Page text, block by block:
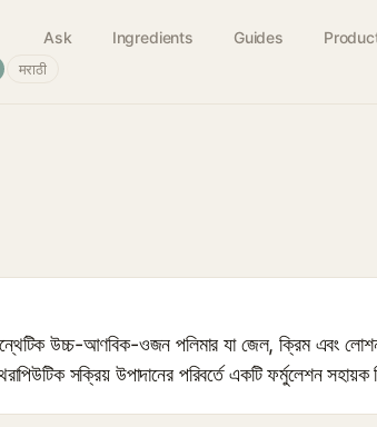
Ask Ingredients Guides
मराठी
উচ্চ-আণবিক-ওজন পলিমার যা জেল, ক্রিম এবং
সক্রিয় উপাদানের পরিবর্তে একটি ফর্মুলেশন সহায়ক